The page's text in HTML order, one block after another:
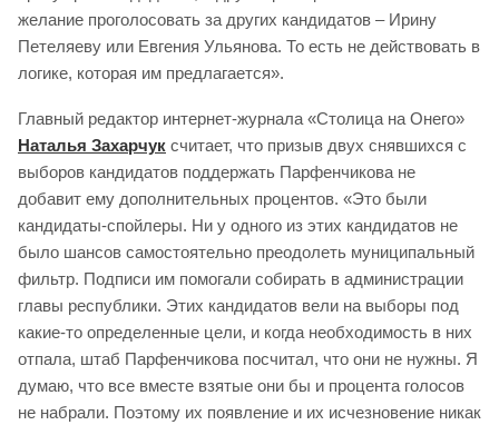
желание проголосовать за других кандидатов – Ирину
Петеляеву или Евгения Ульянова. То есть не действовать в
логике, которая им предлагается».
Главный редактор интернет-журнала «Столица на Онего»
Наталья Захарчук считает, что призыв двух снявшихся с
выборов кандидатов поддержать Парфенчикова не
добавит ему дополнительных процентов. «Это были
кандидаты-спойлеры. Ни у одного из этих кандидатов не
было шансов самостоятельно преодолеть муниципальный
фильтр. Подписи им помогали собирать в администрации
главы республики. Этих кандидатов вели на выборы под
какие-то определенные цели, и когда необходимость в них
отпала, штаб Парфенчикова посчитал, что они не нужны. Я
думаю, что все вместе взятые они бы и процента голосов
не набрали. Поэтому их появление и их исчезновение никак